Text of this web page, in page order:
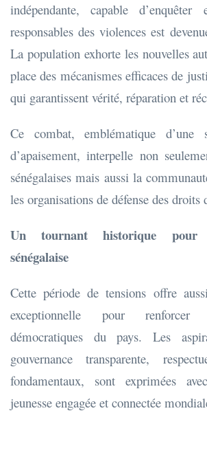
indépendante, capable
responsables des violences est
La population exhorte les nouvelles
place des mécanismes efficaces de
qui garantissent vérité, réparation et
Ce combat, emblématique d’une
d’apaisement, interpelle non
sénégalaises mais aussi la
les organisations de défense des droits
Un tournant historique pour
sénégalaise
Cette période de tensions offre
exceptionnelle pour renforcer
démocratiques du pays. Les
gouvernance transparente,
fondamentaux, sont exprimées
jeunesse engagée et connectée